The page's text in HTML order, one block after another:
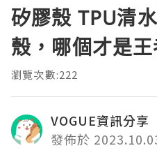
矽膠殼 TPU清
殼，哪個才是王
瀏覽次數:222
VOGUE資訊分享
發佈於